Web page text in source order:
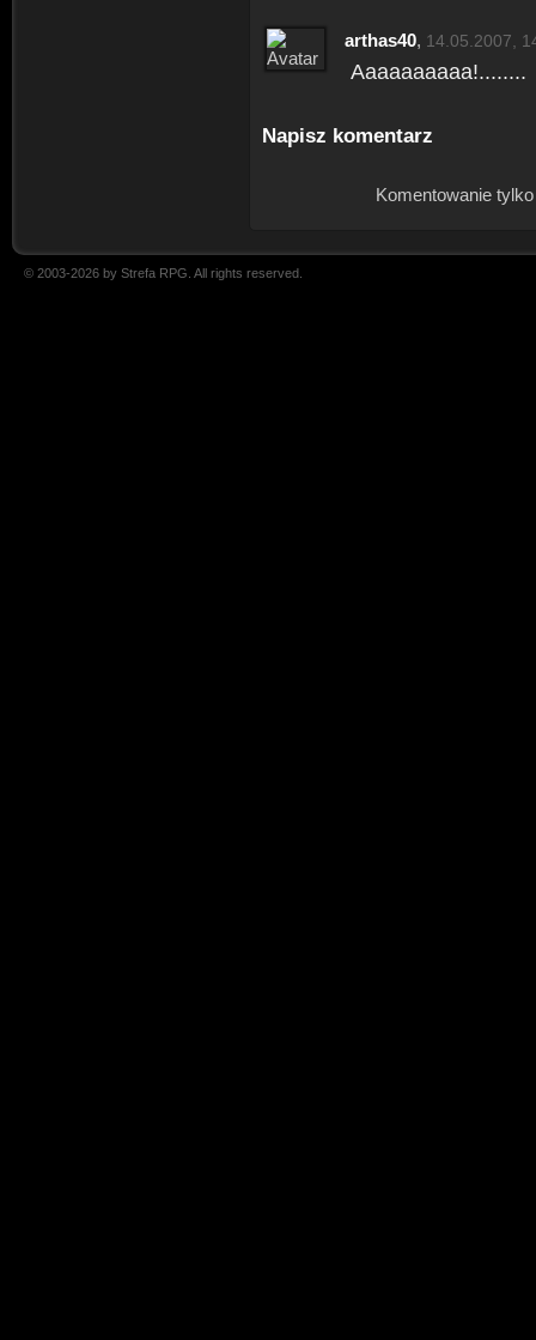
arthas40, 14.05.2007,
Aaaaaaaaaa!........
Napisz komentarz
Komentowanie
© 2003-2026 by Strefa RPG. All rights reserved.